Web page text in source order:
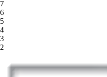
7
6
5
4
3
2